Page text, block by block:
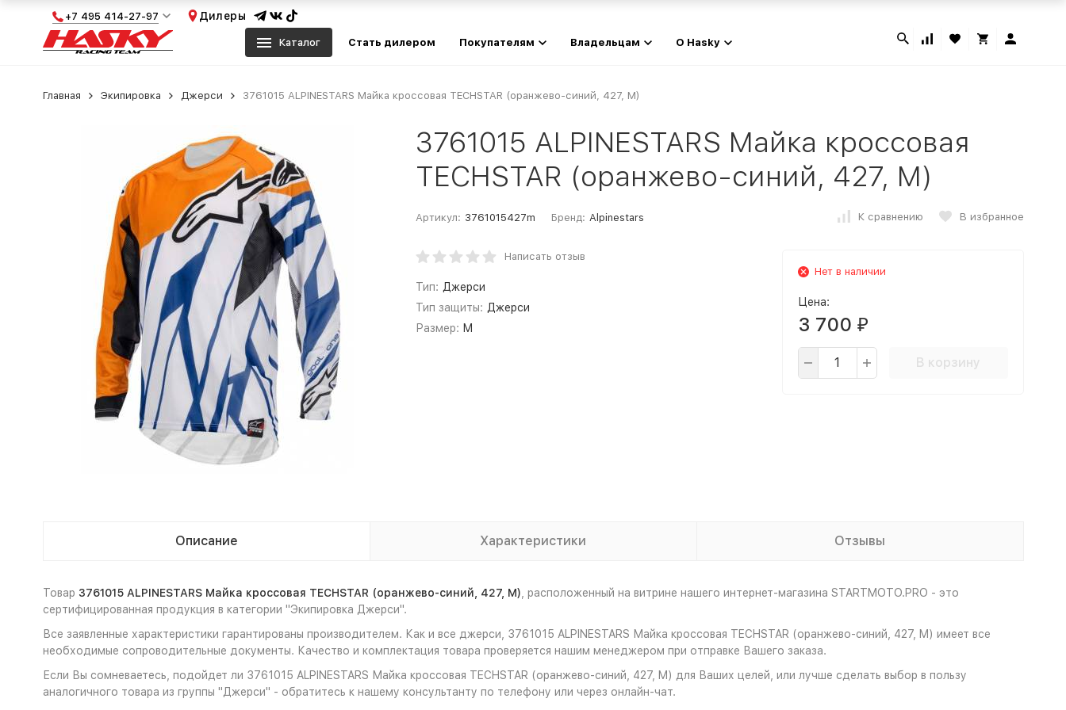
+7 495 414-27-97 Дилеры
Каталог Стать дилером Покупателям Владельцам О Hasky
Главная Экипировка Джерси 3761015 ALPINESTARS Майка кроссовая TECHSTAR (оранжево-синий, 427, M)
3761015 ALPINESTARS Майка кроссовая
TECHSTAR (оранжево-синий, 427, M)
Артикул: 3761015427m Бренд: Alpinestars К сравнению В избранное
Написать отзыв
Тип: Джерси
Тип защиты: Джерси
Размер: M
Нет в наличии
Цена:
3 700 ₽
В корзину
Описание Характеристики Отзывы
Товар 3761015 ALPINESTARS Майка кроссовая TECHSTAR (оранжево-синий, 427, M) , расположенный на витрине нашего интернет-магазина STARTMOTO.PRO - это
сертифицированная продукция в категории "Экипировка Джерси".
Все заявленные характеристики гарантированы производителем. Как и все джерси, 3761015 ALPINESTARS Майка кроссовая TECHSTAR (оранжево-синий, 427, M) имеет все
необходимые сопроводительные документы. Качество и комплектация товара проверяется нашим менеджером при отправке Вашего заказа.
Если Вы сомневаетесь, подойдет ли 3761015 ALPINESTARS Майка кроссовая TECHSTAR (оранжево-синий, 427, M) для Ваших целей, или лучше сделать выбор в пользу
аналогичного товара из группы "Джерси" - обратитесь к нашему консультанту по телефону или через онлайн-чат.